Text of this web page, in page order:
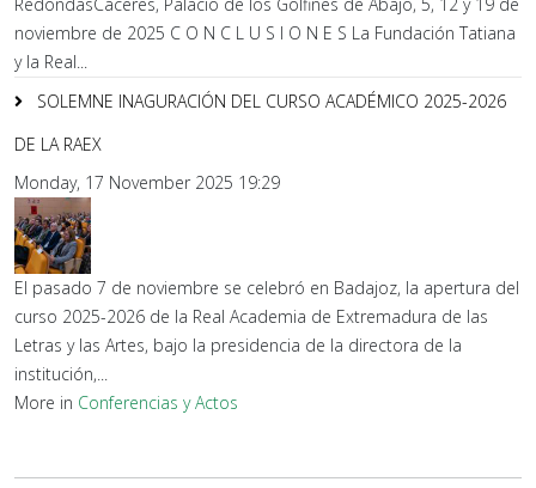
noviembre de 2025 C O N C L U S I O N E S La Fundación Tatiana
y la Real...
SOLEMNE INAGURACIÓN DEL CURSO ACADÉMICO 2025-2026
DE LA RAEX
Monday, 17 November 2025 19:29
El pasado 7 de noviembre se celebró en Badajoz, la apertura del
curso 2025-2026 de la Real Academia de Extremadura de las
Letras y las Artes, bajo la presidencia de la directora de la
institución,...
More in Conferencias y Actos